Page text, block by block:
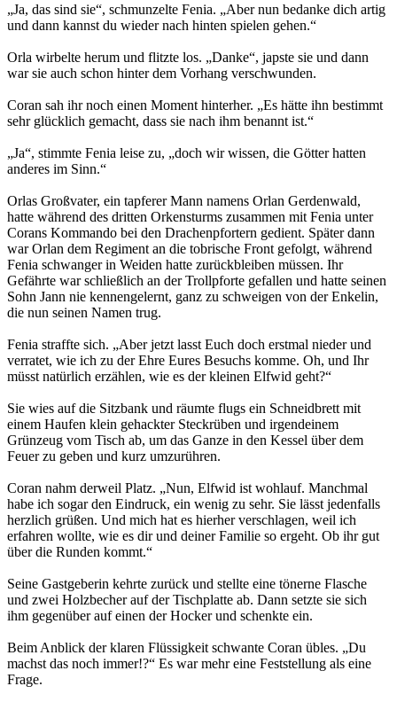
„Ja, das sind sie“, schmunzelte Fenia. „Aber nun bedanke dich artig
und dann kannst du wieder nach hinten spielen gehen.“
Orla wirbelte herum und flitzte los. „Danke“, japste sie und dann
war sie auch schon hinter dem Vorhang verschwunden.
Coran sah ihr noch einen Moment hinterher. „Es hätte ihn bestimmt
sehr glücklich gemacht, dass sie nach ihm benannt ist.“
„Ja“, stimmte Fenia leise zu, „doch wir wissen, die Götter hatten
anderes im Sinn.“
Orlas Großvater, ein tapferer Mann namens Orlan Gerdenwald,
hatte während des dritten Orkensturms zusammen mit Fenia unter
Corans Kommando bei den Drachenpfortern gedient. Später dann
war Orlan dem Regiment an die tobrische Front gefolgt, während
Fenia schwanger in Weiden hatte zurückbleiben müssen. Ihr
Gefährte war schließlich an der Trollpforte gefallen und hatte seinen
Sohn Jann nie kennengelernt, ganz zu schweigen von der Enkelin,
die nun seinen Namen trug.
Fenia straffte sich. „Aber jetzt lasst Euch doch erstmal nieder und
verratet, wie ich zu der Ehre Eures Besuchs komme. Oh, und Ihr
müsst natürlich erzählen, wie es der kleinen Elfwid geht?“
Sie wies auf die Sitzbank und räumte flugs ein Schneidbrett mit
einem Haufen klein gehackter Steckrüben und irgendeinem
Grünzeug vom Tisch ab, um das Ganze in den Kessel über dem
Feuer zu geben und kurz umzurühren.
Coran nahm derweil Platz. „Nun, Elfwid ist wohlauf. Manchmal
habe ich sogar den Eindruck, ein wenig zu sehr. Sie lässt jedenfalls
herzlich grüßen. Und mich hat es hierher verschlagen, weil ich
erfahren wollte, wie es dir und deiner Familie so ergeht. Ob ihr gut
über die Runden kommt.“
Seine Gastgeberin kehrte zurück und stellte eine tönerne Flasche
und zwei Holzbecher auf der Tischplatte ab. Dann setzte sie sich
ihm gegenüber auf einen der Hocker und schenkte ein.
Beim Anblick der klaren Flüssigkeit schwante Coran übles. „Du
machst das noch immer!?“ Es war mehr eine Feststellung als eine
Frage.